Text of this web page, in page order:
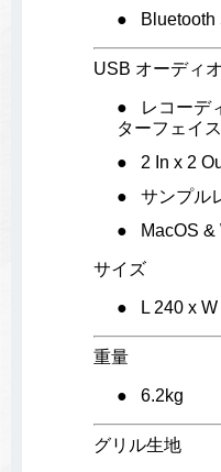
Bluetooth
USB オーディオ
レコーデ
ターフェイス
2 In x 2
サンプル
MacOS
サイズ
L 240 x
重量
6.2kg
グリル生地